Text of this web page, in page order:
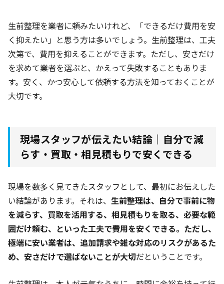
生前整理を業者に頼みたいけれど、「できるだけ費用を安
く抑えたい」と思う方は多いでしょう。生前整理は、工夫
次第で、費用を抑えることができます。ただし、安さだけ
を求めて業者を選ぶと、かえって失敗することもありま
す。安く、かつ安心して依頼する方法を知っておくことが
大切です。
現場スタッフが伝えたい結論｜自分で減
らす・買取・相見積もりで安くできる
現場を数多く見てきたスタッフとして、最初にお伝えした
い結論があります。それは、 生前整理は、自分で事前に物
を減らす、買取を活用する、相見積もりを取る、必要な範
囲だけ頼む、といった工夫で費用を安くできる。ただし、
極端に安い業者は、追加請求や雑な対応のリスクがあるた
め、安さだけで選ばないことが大切だということです。